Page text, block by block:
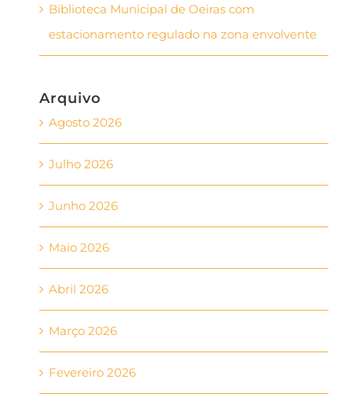
Biblioteca Municipal de Oeiras com
estacionamento regulado na zona envolvente
Arquivo
Agosto 2026
Julho 2026
Junho 2026
Maio 2026
Abril 2026
Março 2026
Fevereiro 2026